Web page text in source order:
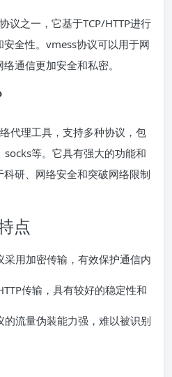
议之一，它基于TCP/HTTP进行
全性。vmess协议可以用于网
通信更加安全和私密。
代理工具，支持多种协议，包
等。它具有强大的功能和
研、网络安全和突破网络限制
点
用加密传输，有效保护通信内
传输，具有较好的稳定性和
流量伪装能力强，难以被识别